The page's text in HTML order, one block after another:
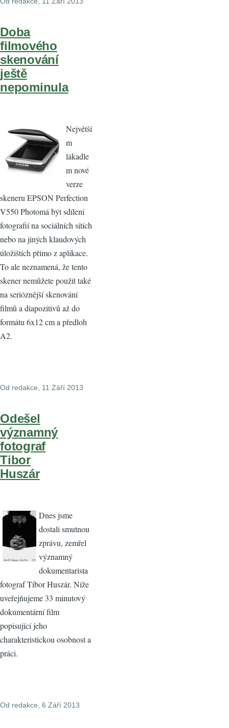
Doba
filmového
skenování
ještě
nepominula
Největší
m
lákadle
m nové
verze
skeneru EPSON Perfection
V550 Photomá být sdílení
fotografií na sociálních sítích
nebo na jiných klaudových
úložištích přímo z aplikace.
To ale neznamená, že tento
skener nemůžete použít také
na serióznější skenování
filmů a diapozitivů až do
formátu 6x12 cm a předloh
A2.
Od redakce, 11 Září 2013
Odešel
významný
fotograf
Tibor
Huszár
Dnes jsme
dostali smutnou
zprávu, zemřel
významný
dokumentarista
fotograf Tibor Huszár. Níže
uveřejňujeme 33 minutový
dokumentární film
popisující jeho
charakteristickou osobnost a
práci.
Od redakce , 6 Září 2013